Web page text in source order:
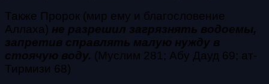
Также Пророк (мир ему и благословение
Аллаха) не разрешил загрязнять водоемы,
запретив справлять малую нужду в
стоячую воду. (Муслим 281; Абу Дауд 69; ат-
Тирмизи 68)